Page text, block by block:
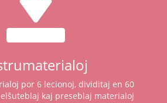
por 6 lecionoj, dividitaj en 60
kaj preseblaj materialoj